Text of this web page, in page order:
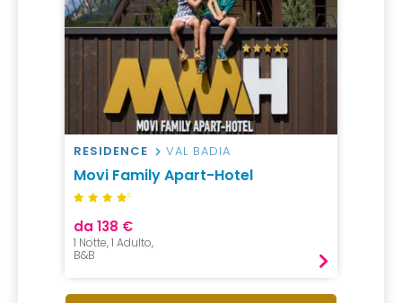
RESIDENCE VAL BADIA
Movi Family Apart-Hotel
S
da 138 €
1 Notte, 1 Adulto,
B&B